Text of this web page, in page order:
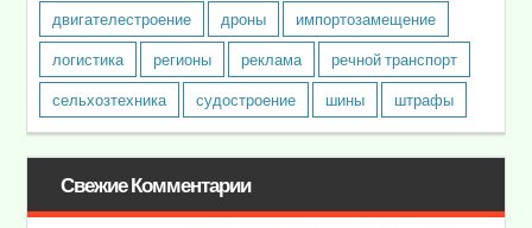
двигателестроение
дроны
импортозамещение
логистика
регионы реклама
речной транспорт
сельхозтехника
судостроение шины штрафы
Свежие Комментарии